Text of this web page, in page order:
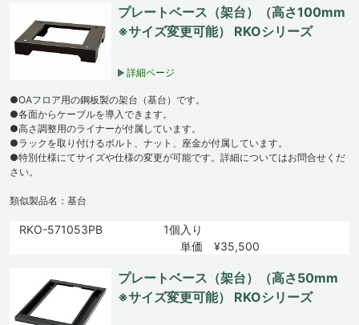
プレートベース（架台）（高さ100mm
※サイズ変更可能） RKOシリーズ
詳細ページ
●OAフロア用の鋼板製の架台（基台）です。
●各面からケーブルを導入できます。
●高さ調整用のライナーが付属しています。
●ラックを取り付けるボルト、ナット、座金が付属しています。
●特別仕様にてサイズや仕様の変更が可能です。詳細についてはお問合せくだ
さい。
類似製品名：基台
RKO-571053PB
1個入り
単価 ¥35,500
プレートベース（架台）（高さ50mm
※サイズ変更可能） RKOシリーズ